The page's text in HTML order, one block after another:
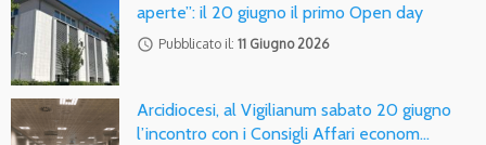
aperte”: il 20 giugno il primo Open day
access_time Pubblicato il: 11 Giugno 2026
Arcidiocesi, al Vigilianum sabato 20 giugno
l’incontro con i Consigli Affari econom…